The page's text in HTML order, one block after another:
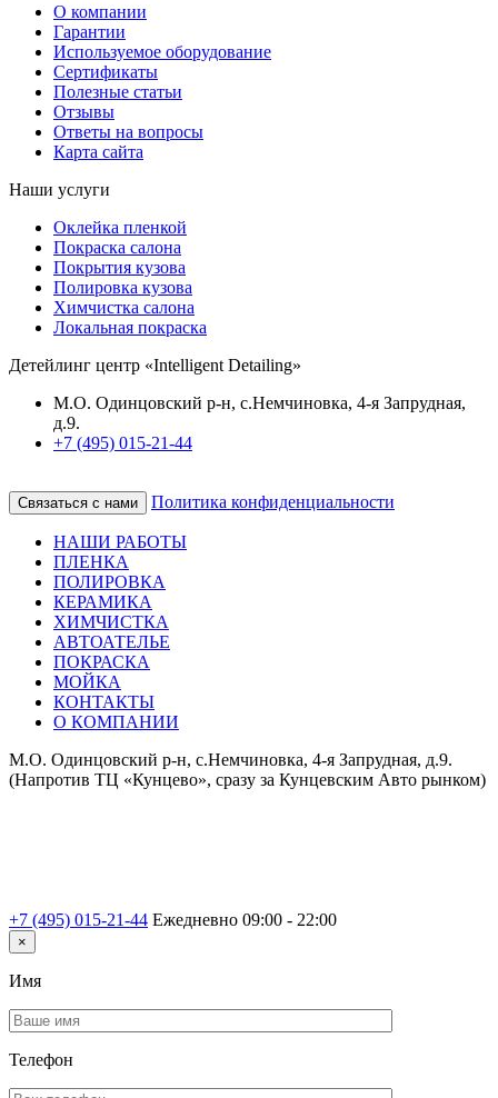
О компании
Гарантии
Используемое оборудование
Сертификаты
Полезные статьи
Отзывы
Ответы на вопросы
Карта сайта
Наши услуги
Оклейка пленкой
Покраска салона
Покрытия кузова
Полировка кузова
Химчистка салона
Локальная покраска
Детейлинг центр «Intelligent Detailing»
М.О. Одинцовский р-н, с.Немчиновка, 4-я Запрудная,
д.9.
+7 (495) 015-21-44
Связаться с нами Политика конфиденциальности
НАШИ РАБОТЫ
ПЛЕНКА
ПОЛИРОВКА
КЕРАМИКА
ХИМЧИСТКА
АВТОАТЕЛЬЕ
ПОКРАСКА
МОЙКА
КОНТАКТЫ
О КОМПАНИИ
М.О. Одинцовский р-н, с.Немчиновка, 4-я Запрудная, д.9.
(Напротив ТЦ «Кунцево», сразу за Кунцевским Авто рынком)
+7 (495) 015-21-44 Ежедневно 09:00 - 22:00
×
Имя
Телефон